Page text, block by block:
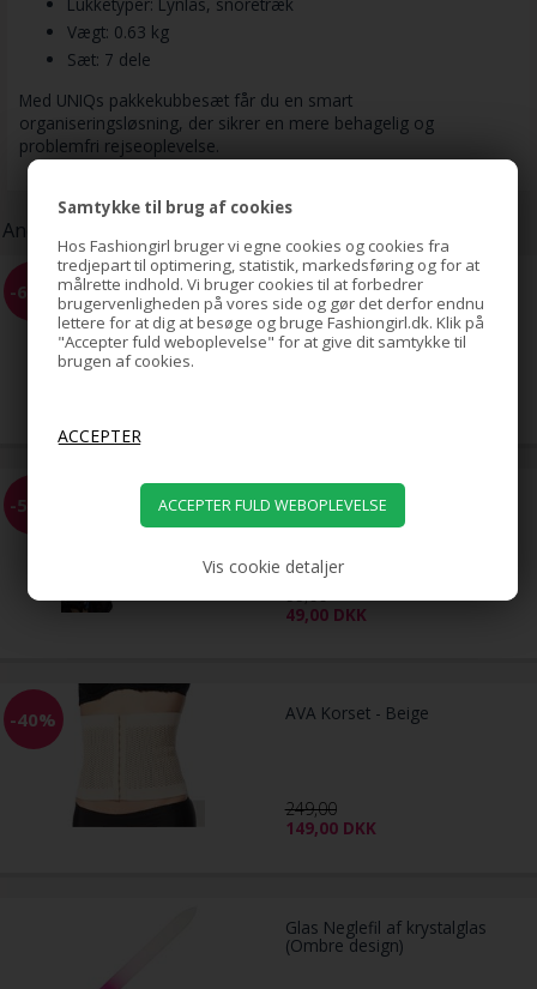
Samtykke til brug af cookies
Hos Fashiongirl bruger vi egne cookies og cookies fra
tredjepart til optimering, statistik, markedsføring og for at
målrette indhold. Vi bruger cookies til at forbedrer
brugervenligheden på vores side og gør det derfor endnu
lettere for at dig at besøge og bruge Fashiongirl.dk. Klik på
"Accepter fuld weboplevelse" for at give dit samtykke til
brugen af cookies.
Vis cookie detaljer
Vægt: 0.63 kg
Sæt: 7 dele
Med UNIQs pakkekubbesæt får du en smart
organiseringsløsning, der sikrer en mere behagelig og
problemfri rejseoplevelse.
Andre kunder har også købt:
-61% LYXO Sport hår elastikker
Color Box Sorte 10 stk
-51% Bendy Flexible Rollers 10 stk. -
Skumcurlere / papilotter
49,00 DKK
-40% AVA Korset - Beige
249,00
149,00 DKK
Glas Neglefil af krystalglas
(Ombre design)